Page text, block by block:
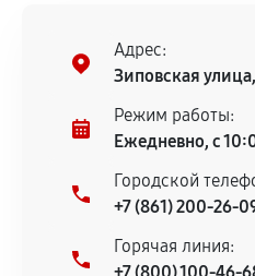
продавца. За качество
сервисный центр
Адрес:
Зиповская
Режим работы:
Ежедневно, с
Городской
+7 (861) 200-26-
Горячая линия: